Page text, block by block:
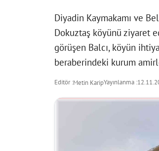
Diyadin Kaymakamı ve
Dokuztaş köyünü ziyaret
görüşen Balcı, köyün
beraberindeki kurum
Editör :Metin KaripYayınlanma :